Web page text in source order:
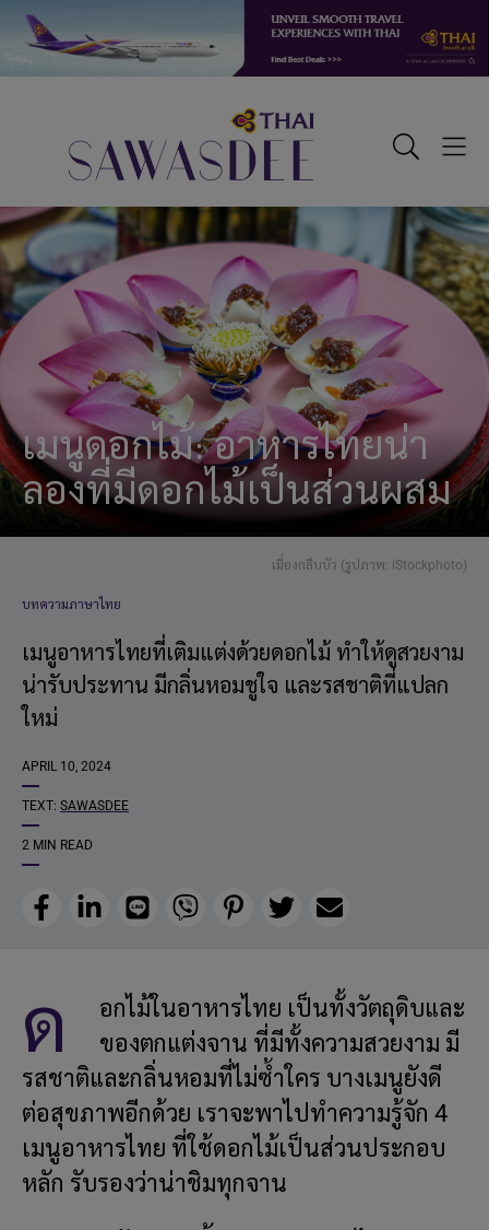
navigation
Sawasdee
เมนูดอกไม้: อาหารไทยน่า
ลองที่มีดอกไม้เป็นส่วนผสม
เมี่ยงกลีบบัว (รูปภาพ: iStockphoto)
บทความภาษาไทย
เมนูอาหารไทยที่เติมแต่งด้วยดอกไม้ ทำให้ดูสวยงาม
น่ารับประทาน มีกลิ่นหอมชูใจ และรสชาติที่แปลก
ใหม่
APRIL 10, 2024
TEXT: SAWASDEE
2 MIN READ
FacebookLinkedIn
Line Viber PinterestTwitterEmail
ด
อกไม้ในอาหารไทย เป็นทั้งวัตถุดิบและ
ของตกแต่งจาน ที่มีทั้งความสวยงาม มี
รสชาติและกลิ่นหอมที่ไม่ซ้ำใคร บางเมนูยังดี
ต่อสุขภาพอีกด้วย เราจะพาไปทำความรู้จัก 4
เมนูอาหารไทย ที่ใช้ดอกไม้เป็นส่วนประกอบ
หลัก รับรองว่าน่าชิมทุกจาน